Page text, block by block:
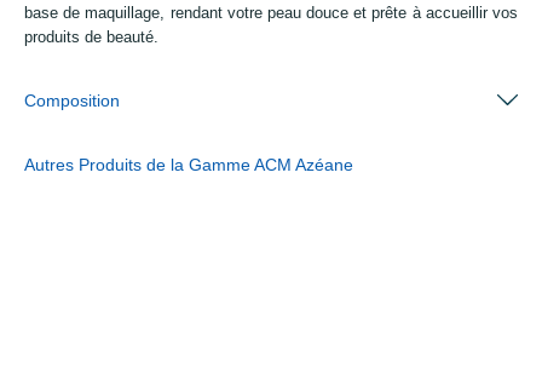
base de maquillage, rendant votre peau douce et prête à accueillir vos
produits de beauté.
Composition
Autres Produits de la Gamme ACM Azéane